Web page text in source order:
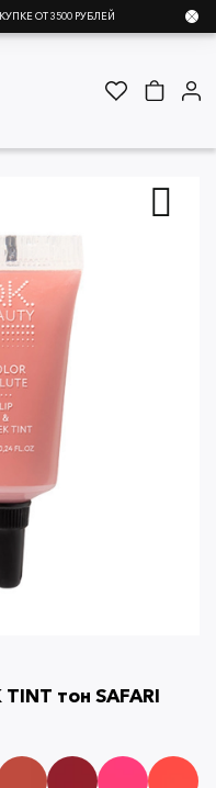
ОТ 3500 РУБЛЕЙ
TINT тон SAFARI